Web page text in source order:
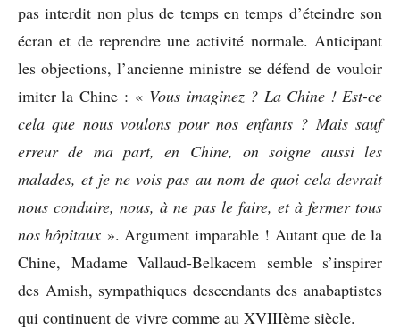
pas interdit non plus de temps en temps d’éteindre son
écran et de reprendre une activité normale. Anticipant
les objections, l’ancienne ministre se défend de vouloir
imiter la Chine : « Vous imaginez ? La Chine ! Est-ce
cela que nous voulons pour nos enfants ? Mais sauf
erreur de ma part, en Chine, on soigne aussi les
malades, et je ne vois pas au nom de quoi cela devrait
nous conduire, nous, à ne pas le faire, et à fermer tous
nos hôpitaux ». Argument imparable ! Autant que de la
Chine, Madame Vallaud-Belkacem semble s’inspirer
des Amish, sympathiques descendants des anabaptistes
qui continuent de vivre comme au XVIIIème siècle.